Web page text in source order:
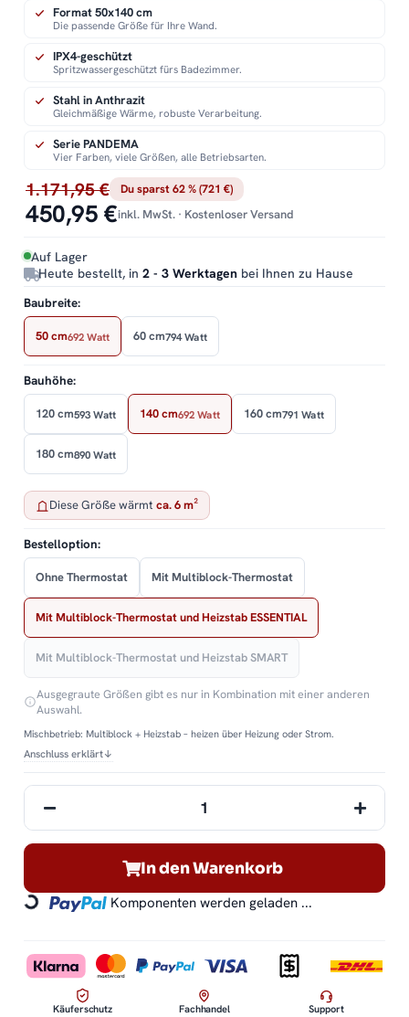
1.171,95 € Du sparst 62 % (721 €)
450,95 €inkl. MwSt. · Kostenloser Versand
Auf Lager
Heute bestellt, in 2 - 3 Werktagen bei Ihnen zu Hause
Format 50x140 cm
Die passende Größe für Ihre Wand.
IPX4-geschützt
Spritzwassergeschützt fürs Badezimmer.
Stahl in Anthrazit
Gleichmäßige Wärme, robuste Verarbeitung.
Serie PANDEMA
Vier Farben, viele Größen, alle Betriebsarten.
Baubreite:
50 cm692 Watt 60 cm794 Watt
Bauhöhe:
120 cm593 Watt 140 cm692 Watt 160 cm791 Watt
180 cm890 Watt
Diese Größe wärmt ca. 6 m²
Bestelloption:
Ohne Thermostat Mit Multiblock-Thermostat
Mit Multiblock-Thermostat und Heizstab ESSENTIAL
Mit Multiblock-Thermostat und Heizstab SMART
Ausgegraute Größen gibt es nur in Kombination mit einer anderen
Auswahl.
Mischbetrieb: Multiblock + Heizstab – heizen über Heizung oder Strom.
Anschluss erklärt↓
In den Warenkorb
Loading... Komponenten werden geladen ...
Käuferschutz Fachhandel Support